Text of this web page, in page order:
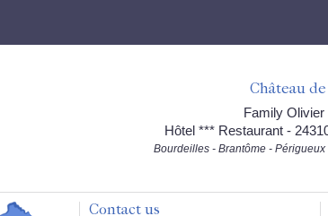
Château
Family
Hôtel *** Restaurant -
Bourdeilles - Brantôme -
Contact us